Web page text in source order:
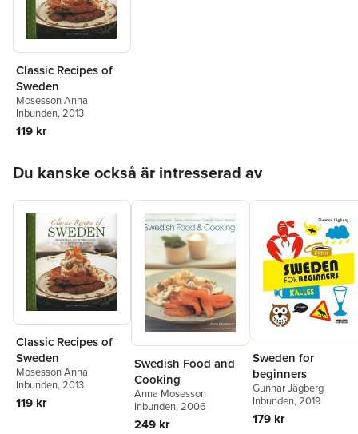
Classic Recipes of
Sweden
Mosesson Anna
Inbunden, 2013
119 kr
Du kanske också är intresserad av
Classic Recipes of
Sweden
Mosesson Anna
Inbunden, 2013
119 kr
Swedish Food and
Cooking
Anna Mosesson
Inbunden, 2006
249 kr
Sweden for
beginners
Gunnar Jägberg
Inbunden, 2019
179 kr